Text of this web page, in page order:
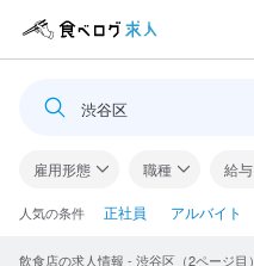
食べログ求人TOP
求人検索
渋谷区
雇用形態 職種 給与
人気の条件 正社員 アルバイト
飲食店の求人情報 - 渋谷区（2ページ目）